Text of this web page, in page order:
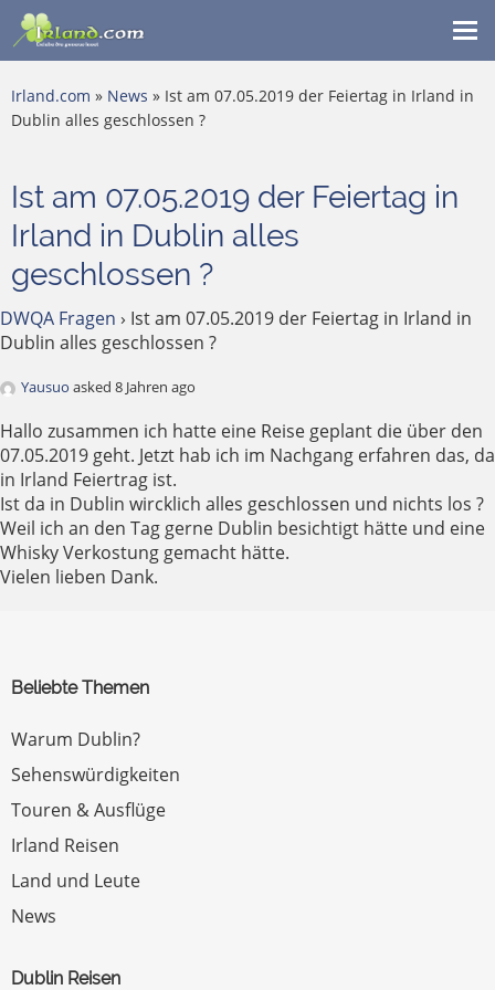
Irland.com » News » Ist am 07.05.2019 der Feiertag in Irland in
Dublin alles geschlossen ?
Ist am 07.05.2019 der Feiertag in
Irland in Dublin alles
geschlossen ?
DWQA Fragen › Ist am 07.05.2019 der Feiertag in Irland in
Dublin alles geschlossen ?
Yausuo asked 8 Jahren ago
Hallo zusammen ich hatte eine Reise geplant die über den
07.05.2019 geht. Jetzt hab ich im Nachgang erfahren das, da
in Irland Feiertrag ist.
Ist da in Dublin wircklich alles geschlossen und nichts los ?
Weil ich an den Tag gerne Dublin besichtigt hätte und eine
Whisky Verkostung gemacht hätte.
Vielen lieben Dank.
Beliebte Themen
Warum Dublin?
Sehenswürdigkeiten
Touren & Ausflüge
Irland Reisen
Land und Leute
News
Dublin Reisen